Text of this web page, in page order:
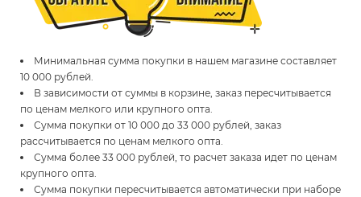
Минимальная сумма покупки в нашем магазине составляет
10 000 рублей.
В зависимости от суммы в корзине, заказ пересчитывается
по ценам мелкого или крупного опта.
Сумма покупки от 10 000 до 33 000 рублей, заказ
рассчитывается по ценам мелкого опта.
Сумма более 33 000 рублей, то расчет заказа идет по ценам
крупного опта.
Сумма покупки пересчитывается автоматически при наборе